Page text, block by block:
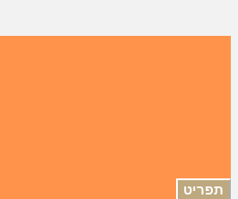
תפריט